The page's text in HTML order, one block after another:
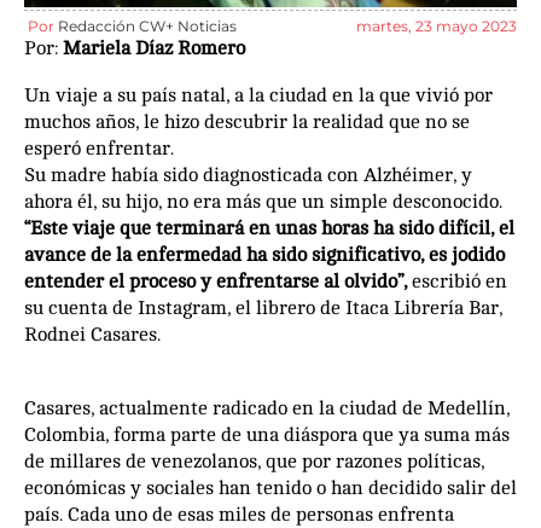
Por Redacción CW+ Noticias martes, 23 mayo 2023
Por: Mariela Díaz Romero
Un viaje a su país natal, a la ciudad en la que vivió por
muchos años, le hizo descubrir la realidad que no se
esperó enfrentar.
Su madre había sido diagnosticada con Alzhéimer, y
ahora él, su hijo, no era más que un simple desconocido.
“Este viaje que terminará en unas horas ha sido difícil, el
avance de la enfermedad ha sido significativo, es jodido
entender el proceso y enfrentarse al olvido”,escribió en
su cuenta de Instagram, el librero de Itaca Librería Bar,
Rodnei Casares.
Casares, actualmente radicado en la ciudad de Medellín,
Colombia, forma parte de una diáspora que ya suma más
de millares de venezolanos, que por razones políticas,
económicas y sociales han tenido o han decidido salir del
país. Cada uno de esas miles de personas enfrenta